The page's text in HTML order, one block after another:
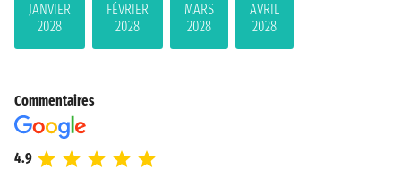
JANVIER
2028
FÉVRIER
2028
MARS
2028
AVRIL
2028
Commentaires
4.9